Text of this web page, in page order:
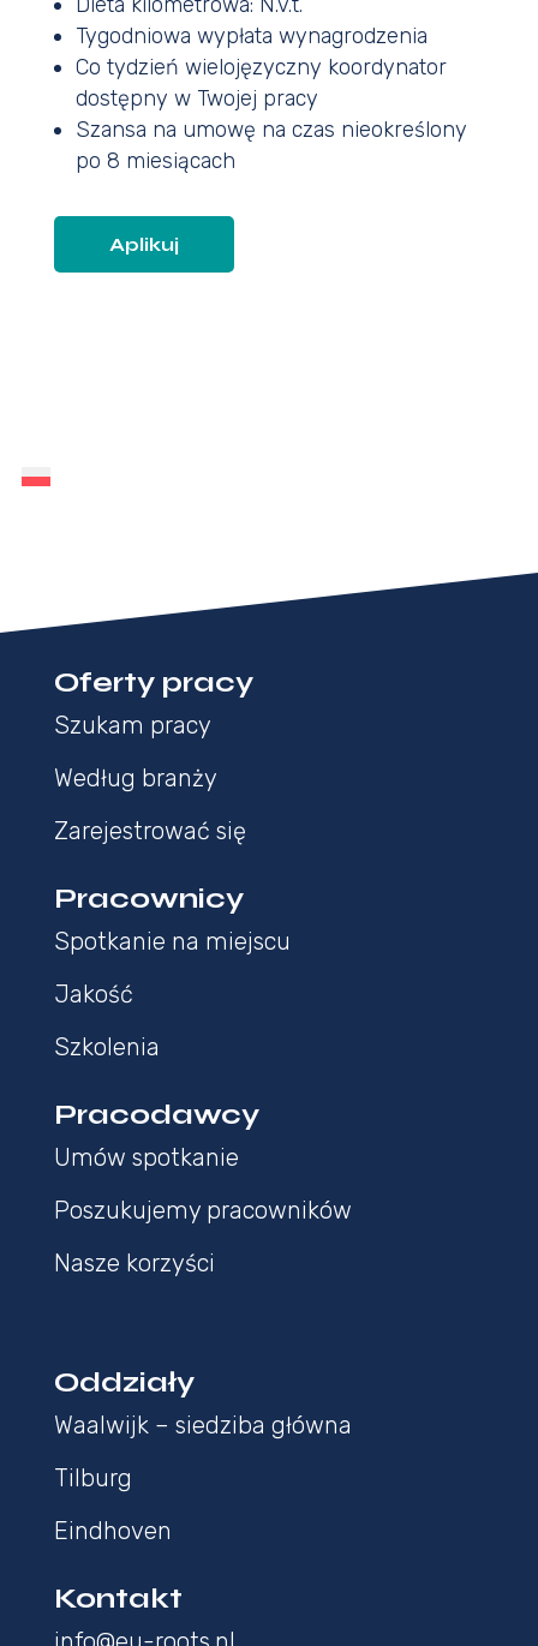
Tygodniowa wypłata wynagrodzenia
Co tydzień wielojęzyczny koordynator
dostępny w Twojej pracy
Szansa na umowę na czas nieokreślony
po 8 miesiącach
Aplikuj
Oferty pracy
Szukam pracy
Według branży
Zarejestrować się
Pracownicy
Spotkanie na miejscu
Jakość
Szkolenia
Pracodawcy
Umów spotkanie
Poszukujemy pracowników
Nasze korzyści
Oddziały
Waalwijk – siedziba główna
Tilburg
Eindhoven
Kontakt